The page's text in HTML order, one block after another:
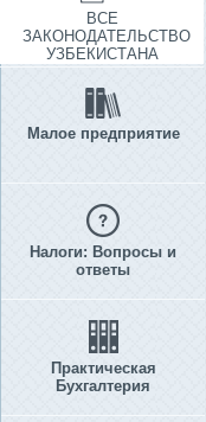
ВСЕ
ЗАКОНОДАТЕЛЬСТВО
УЗБЕКИСТАНА
Малое предприятие
Налоги: Вопросы и
ответы
Практическая
Бухгалтерия